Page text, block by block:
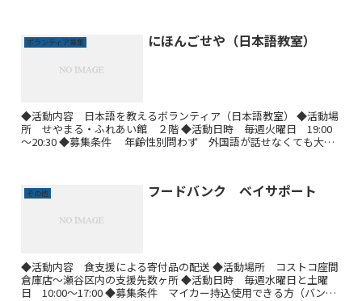
ボランティア募集 にほんごせや（日本語教室）
◆活動内容 日本語を教えるボランティア（日本語教室） ◆活動場
所 せやまる・ふれあい館 ２階 ◆活動日時 毎週火曜日 19:00
～20:30 ◆募集条件 年齢性別問わず 外国語が話せなくても大丈
その他 フードバンク ベイサポート
◆活動内容 食支援による寄付品の配送 ◆活動場所 コストコ座間
倉庫店～瀬谷区内の支援先数ヶ所 ◆活動日時 毎週水曜日と土曜
日 10:00～17:00 ◆募集条件 マイカー持込使用できる方（バン、